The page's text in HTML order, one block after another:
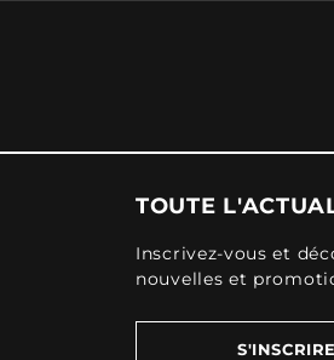
TOUTE
Inscrivez-vous et
nouvelles et
S'INSCRIRE